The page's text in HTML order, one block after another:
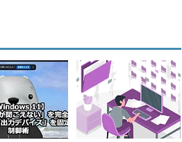
ジャで表示させるには、環境変
がある。